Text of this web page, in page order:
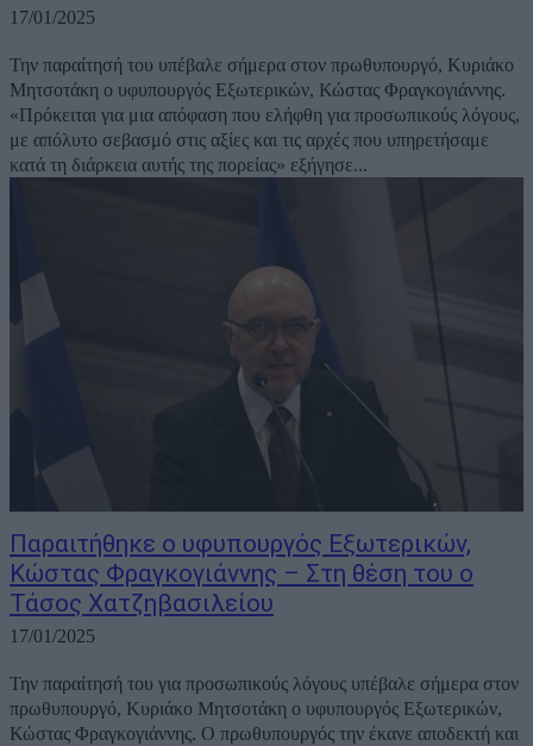
17/01/2025
Την παραίτησή του υπέβαλε σήμερα στον πρωθυπουργό, Κυριάκο
Μητσοτάκη ο υφυπουργός Εξωτερικών, Κώστας Φραγκογιάννης.
«Πρόκειται για μια απόφαση που ελήφθη για προσωπικούς λόγους,
με απόλυτο σεβασμό στις αξίες και τις αρχές που υπηρετήσαμε
κατά τη διάρκεια αυτής της πορείας» εξήγησε...
Παραιτήθηκε ο υφυπουργός Εξωτερικών,
Κώστας Φραγκογιάννης – Στη θέση του ο
Τάσος Χατζηβασιλείου
17/01/2025
Την παραίτησή του για προσωπικούς λόγους υπέβαλε σήμερα στον
πρωθυπουργό, Κυριάκο Μητσοτάκη ο υφυπουργός Εξωτερικών,
Κώστας Φραγκογιάννης. Ο πρωθυπουργός την έκανε αποδεκτή και